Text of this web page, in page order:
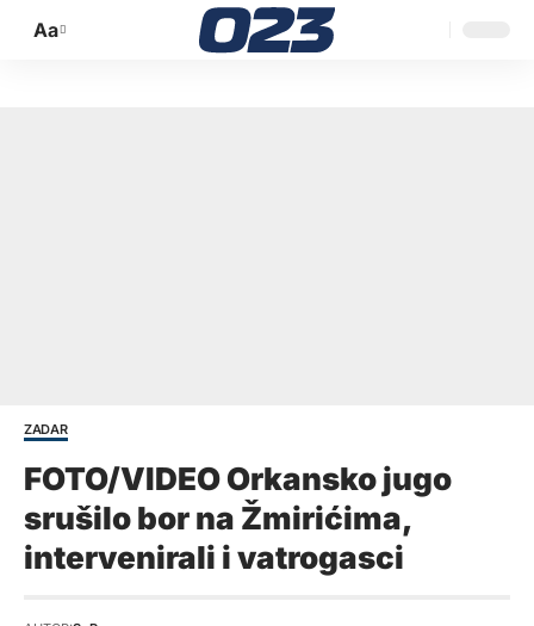
Promijeni
Aa
ZADAR
FOTO/VIDEO Orkansko jugo
srušilo bor na Žmirićima,
intervenirali i vatrogasci